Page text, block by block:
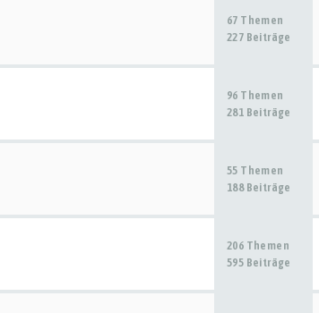
67 Themen
227 Beiträge
96 Themen
281 Beiträge
55 Themen
188 Beiträge
206 Themen
595 Beiträge